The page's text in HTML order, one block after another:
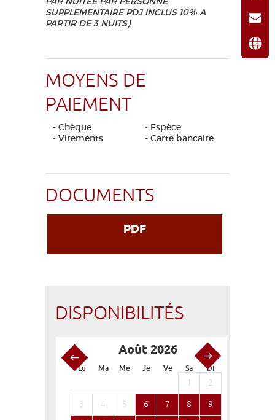
SUPPLEMENTAIRE PDJ INCLUS 10% A
PARTIR DE 3 NUITS)
MOYENS DE
PAIEMENT
- Chèque
- Espèce
- Virements
- Carte bancaire
DOCUMENTS
PDF
DISPONIBILITÉS
Août 2026
Lu Ma Me Je Ve Sa Di
1 2
3 4 5 6 7 8 9